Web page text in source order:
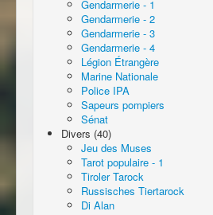
Gendarmerie - 1
Gendarmerie - 2
Gendarmerie - 3
Gendarmerie - 4
Légion Étrangère
Marine Nationale
Police IPA
Sapeurs pompiers
Sénat
Divers (40)
Jeu des Muses
Tarot populaire - 1
Tiroler Tarock
Russisches Tiertarock
Di Alan